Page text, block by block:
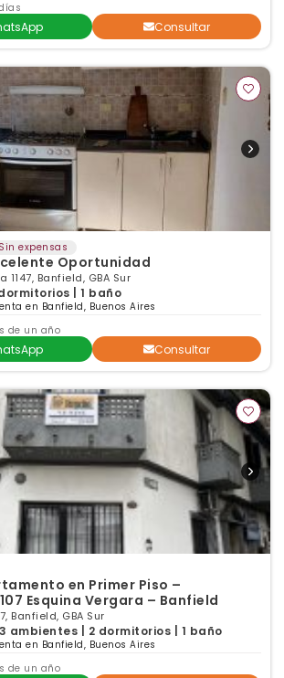
Consultar
Sin expensas
Oportunidad
1147, Banfield, GBA Sur
| 1 baño
en Banfield, Buenos Aires
de un año
Consultar
en Primer Piso –
Esquina Vergara – Banfield
Banfield, GBA Sur
3 ambientes | 2 dormitorios | 1 baño
en Banfield, Buenos Aires
de un año